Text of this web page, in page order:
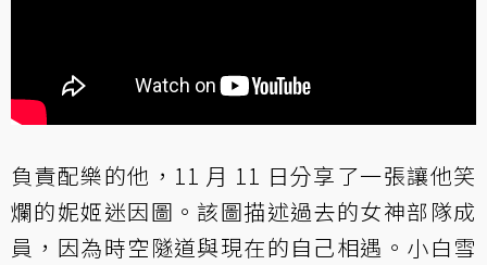
負責配樂的他，11 月 11 日分享了一張讓他笑
爛的妮姬迷因圖。該圖描述過去的女神部隊成
員，因為時空隧道與現在的自己相遇。小白雪